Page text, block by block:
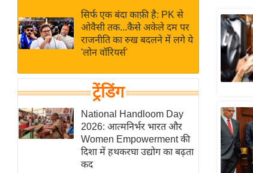
News in
Hindi
News
Hindi
Videos
विशेषज्ञ
राय
खेल
क्रिकेट
IPL
2026
सिर्फ एक बंदा काफ़ी है: PK से
ओवैसी तक...कैसे अकेले दम पर
राजनीति का रुख बदलने में लगे ये
'लोन वॉरियर्स'
ट्रेंडिंग
National Handloom Day
2026: आत्मनिर्भर भारत और
Women Empowerment की
दिशा में हथकरघा उद्योग का बढ़ता
कद